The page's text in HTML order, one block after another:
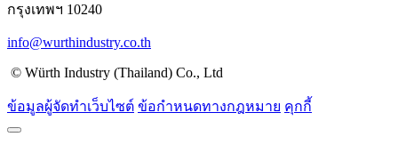
กรุงเทพฯ 10240
info@wurthindustry.co.th
© Würth Industry (Thailand) Co., Ltd
ข้อมูลผู้จัดทำเว็บไซต์ ข้อกำหนดทางกฎหมาย คุกกี้